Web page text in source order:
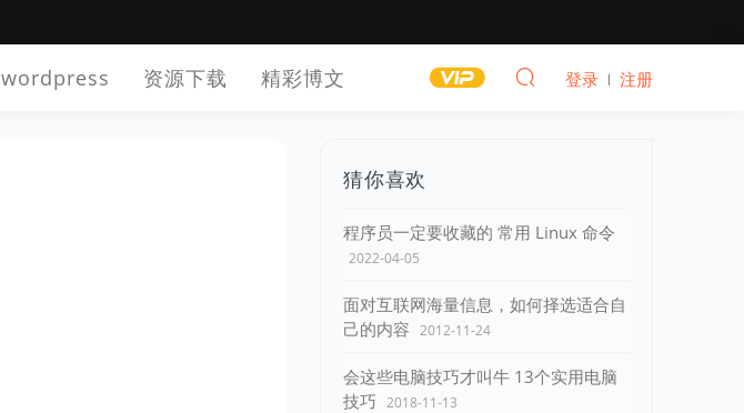
wordpress 资源下载 精彩博文 登录 注册
猜你喜欢
程序员一定要收藏的 常用 Linux 命令
2022-04-05
面对互联网海量信息，如何择选适合自
己的内容 2012-11-24
会这些电脑技巧才叫牛 13个实用电脑
技巧 2018-11-13